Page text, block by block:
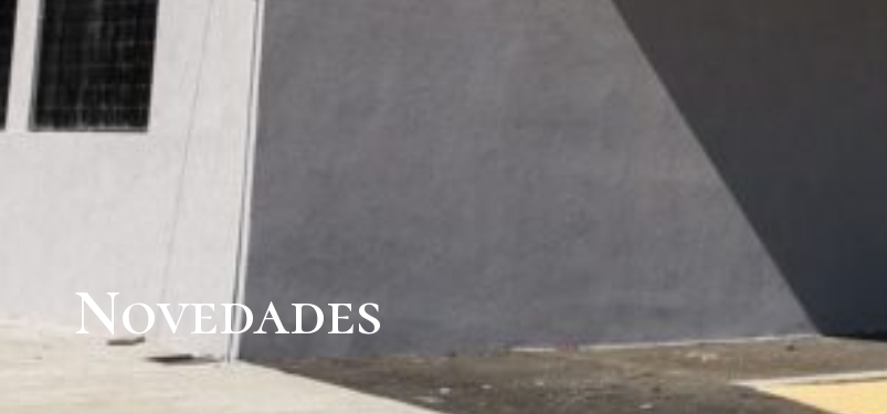
Novedades